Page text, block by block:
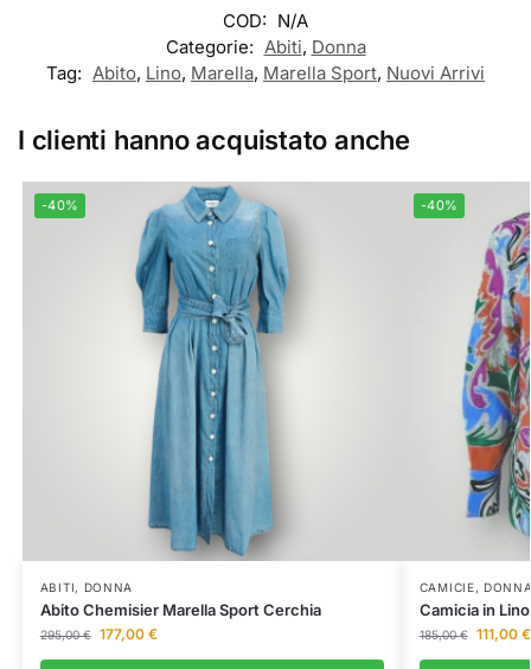
COD: N/A
Categorie: Abiti, Donna
Tag: Abito, Lino, Marella, Marella Sport, Nuovi Arrivi
I clienti hanno acquistato anche
-40%
ABITI, DONNA
Abito Chemisier Marella Sport Cerchia
295,00€ 177,00 €
-40%
CAMICIE,
Camicia in
185,00€ 111,00 €